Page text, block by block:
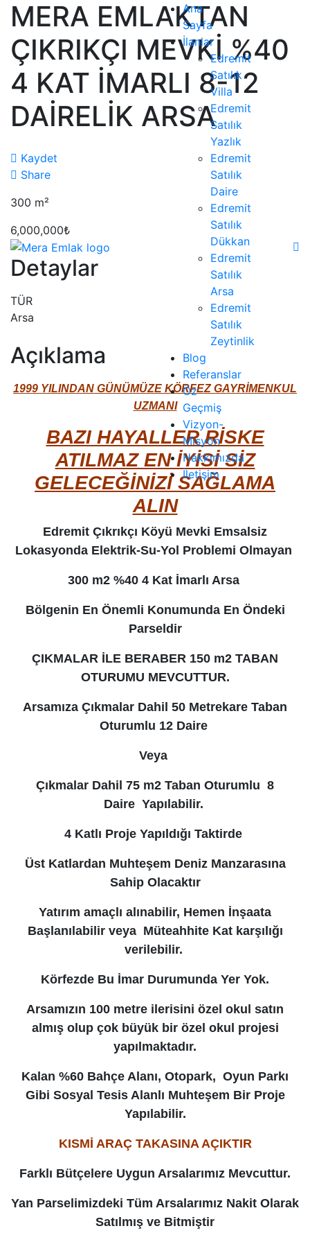
Ana
Sayfa
İlanlar
Edremit
Satılık
Villa
Edremit
Satılık
Yazlık
Edremit
Satılık
Daire
Edremit
Satılık
Dükkan
Edremit
Satılık
Arsa
Edremit
Satılık
Zeytinlik
Blog
Referanslar
Öz
Geçmiş
Vizyon-
Misyon
Hakkımızda
İletişim
MERA EMLAKTAN
ÇIKRIKÇI MEVKİ %40
4 KAT İMARLI 8-12
DAİRELİK ARSA
Kaydet
Share
300 m²
6,000,000₺
Detaylar
TÜR
Arsa
Açıklama
1999 YILINDAN GÜNÜMÜZE KÖRFEZ GAYRİMENKUL
UZMANI
BAZI HAYALLER RİSKE
ATILMAZ EN İYİSİ SİZ
GELECEĞİNİZİ SAĞLAMA
ALIN
Edremit Çıkrıkçı Köyü Mevki Emsalsiz
Lokasyonda Elektrik-Su-Yol Problemi Olmayan
300 m2 %40 4 Kat İmarlı Arsa
Bölgenin En Önemli Konumunda En Öndeki
Parseldir
ÇIKMALAR İLE BERABER 150 m2 TABAN
OTURUMU MEVCUTTUR.
Arsamıza Çıkmalar Dahil 50 Metrekare Taban
Oturumlu 12 Daire
Veya
Çıkmalar Dahil 75 m2 Taban Oturumlu 8
Daire Yapılabilir.
4 Katlı Proje Yapıldığı Taktirde
Üst Katlardan Muhteşem Deniz Manzarasına
Sahip Olacaktır
Yatırım amaçlı alınabilir, Hemen İnşaata
Başlanılabilir veya Müteahhite Kat karşılığı
verilebilir.
Körfezde Bu İmar Durumunda Yer Yok.
Arsamızın 100 metre ilerisini özel okul satın
almış olup çok büyük bir özel okul projesi
yapılmaktadır.
Kalan %60 Bahçe Alanı, Otopark, Oyun Parkı
Gibi Sosyal Tesis Alanlı Muhteşem Bir Proje
Yapılabilir.
KISMİ ARAÇ TAKASINA AÇIKTIR
Farklı Bütçelere Uygun Arsalarımız Mevcuttur.
Yan Parselimizdeki Tüm Arsalarımız Nakit Olarak
Satılmış ve Bitmiştir